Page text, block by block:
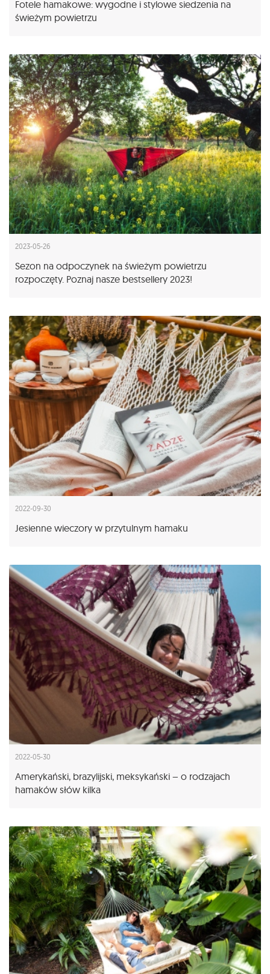
Fotele hamakowe: wygodne i stylowe siedzenia na
świeżym powietrzu
2023-05-26
Sezon na odpoczynek na świeżym powietrzu
rozpoczęty. Poznaj nasze bestsellery 2023!
2022-09-30
Jesienne wieczory w przytulnym hamaku
2022-05-30
Amerykański, brazylijski, meksykański – o rodzajach
hamaków słów kilka